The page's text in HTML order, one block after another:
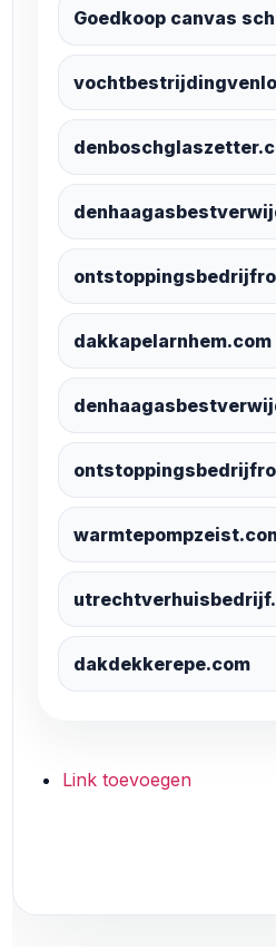
Goedkoop canvas
dakkapelarnhem.com
dakdekkerepe.com
Link toevoegen